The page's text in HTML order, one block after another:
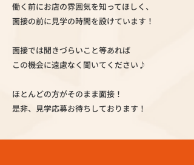
働く前にお店の雰囲気を知ってほしく、
面接の前に見学の時間を設けています！
面接では聞きづらいこと等あれば
この機会に遠慮なく聞いてください♪
ほとんどの方がそのまま面接！
是非、見学応募お待ちしております！